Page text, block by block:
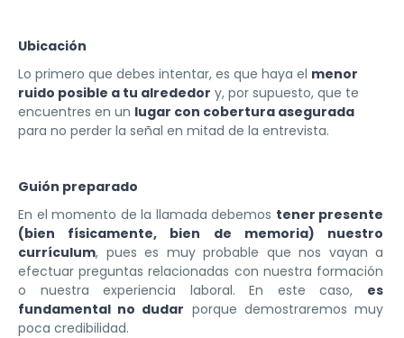
Ubicación
Lo primero que debes intentar, es que haya el menor
ruido posible a tu alrededor y, por supuesto, que te
encuentres en un lugar con cobertura asegurada
para no perder la señal en mitad de la entrevista.
Guión preparado
En el momento de la llamada debemos tener presente
(bien físicamente, bien de memoria) nuestro
currículum, pues es muy probable que nos vayan a
efectuar preguntas relacionadas con nuestra formación
o nuestra experiencia laboral. En este caso, es
fundamental no dudar porque demostraremos muy
poca credibilidad.